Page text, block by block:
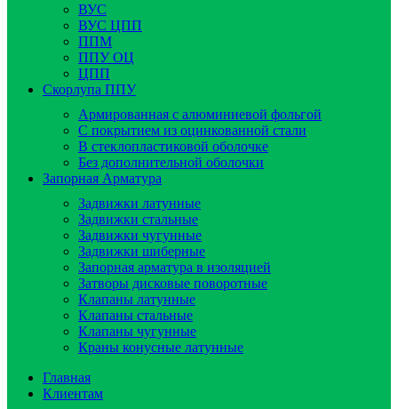
ВУС
ВУС ЦПП
ППМ
ППУ ОЦ
ЦПП
Скорлупа ППУ
Армированная с алюминиевой фольгой
C покрытием из оцинкованной стали
В стеклопластиковой оболочке
Без дополнительной оболочки
Запорная Арматура
Задвижки латунные
Задвижки стальные
Задвижки чугунные
Задвижки шиберные
Запорная арматура в изоляцией
Затворы дисковые поворотные
Клапаны латунные
Клапаны стальные
Клапаны чугунные
Краны конусные латунные
Главная
Клиентам